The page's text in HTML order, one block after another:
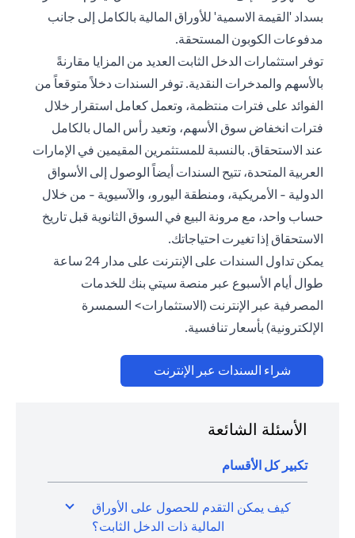
بسداد 'القيمة الاسمية' للأوراق المالية بالكامل إلى جانب
مدفوعات الكوبون المستحقة.
توفر استثمارات الدخل الثابت العديد من المزايا مقارنةً
بالأسهم والمدخرات النقدية. توفر السندات دخلاً متوقعاً من
الفوائد على فترات منتظمة، وتعمل كعامل استقرار خلال
فترات انخفاض سوق الأسهم، وتعيد رأس المال بالكامل
عند الاستحقاق. بالنسبة للمستثمرين المقيمين في الإمارات
العربية المتحدة، تتيح السندات أيضاً الوصول إلى الأسواق
الدولية - الأمريكية، ومنطقة اليورو، والآسيوية - من خلال
حساب واحد، مع مرونة البيع في السوق الثانوية قبل تاريخ
الاستحقاق إذا تغيرت احتياجاتك.
يمكن تداول السندات على الإنترنت على مدار 24 ساعة
طوال أيام الأسبوع عبر منصة سيتي بنك للخدمات
المصرفية عبر الإنترنت (الاستثمارات> السمسرة
الإلكترونية) بأسعار تنافسية.
شراء السندات عبر الإنترنت
الأسئلة الشائعة
تكبير كل الأقسام
كيف يمكن التقدم للحصول على الأوراق
المالية ذات الدخل الثابت؟